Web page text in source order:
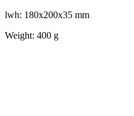
lwh: 180x200x35 mm
Weight: 400 g